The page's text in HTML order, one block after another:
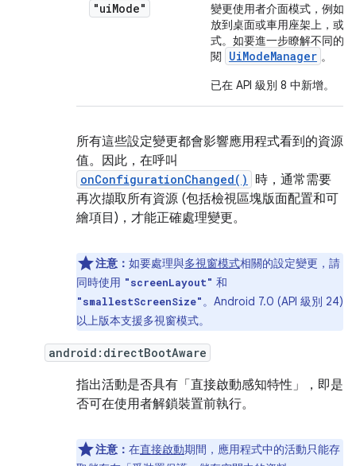
"uiMode"
變更使用者介面模式，例如
放到桌面或車用座架上，或
式。如要進一步瞭解不同的
閱
UiModeManager 。
已在 API 級別 8 中新增。
所有這些設定變更都會影響應用程式看到的資源
值。因此，在呼叫
onConfigurationChanged()
時，通常需要
再次擷取所有資源 (包括檢視區塊版面配置和可
繪項目)，才能正確處理變更。
注意： 如要處理與多視窗模式相關的設定變更，請
同時使用 "screenLayout" 和
"smallestScreenSize"。Android 7.0 (API 級別 24)
以上版本支援多視窗模式。
android:directBootAware
指出活動是否具有「直接啟動感知特性」
，即是
否可在使用者解鎖裝置前執行。
注意： 在直接啟動期間，應用程式中的活動只能存